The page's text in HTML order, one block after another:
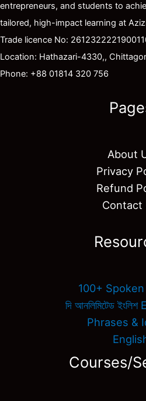
entrepreneurs, and students to
tailored, high-impact learning at
Trade licence No:
Location: Hathazari-4330,,
Phone: +88 01814 320 756
About
Privacy
Refund
Contact
100+
দি আনলিমিটেড
Phrases &
Courses/